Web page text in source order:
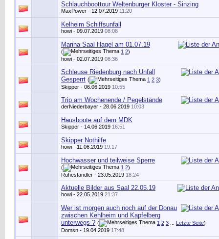
Schlauchboottour Weltenburger Kloster - Sinzing
MaxPower - 12.07.2019 11:20
Kelheim Schiffsunfall
howi - 09.07.2019 08:08
Marina Saal Hagel am 01.07.19
( 1 2)
howi - 02.07.2019 08:36
Schleuse Riedenburg nach Unfall
Gesperrt ( 1 2 3)
Skipper - 06.06.2019 10:55
Trip am Wochenende / Pegelstände
derNiederbayer - 28.06.2019 10:03
Hausboote auf dem MDK
Skipper - 14.06.2019 16:51
Skipper Nothilfe
howi - 11.06.2019 19:17
Hochwasser und teilweise Sperre
( 1 2)
Ruheständler - 23.05.2019 18:24
Aktuelle Bilder aus Saal 22.05.19
howi - 22.05.2019 21:37
Wer ist morgen auch noch auf der Donau
zwischen Kehlheim und Kapfelberg
unterwegs ? ( 1 2 3 Letzte Seite)
Domsn - 19.04.2019 17:48